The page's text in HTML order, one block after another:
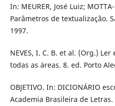
In: MEURER, José Luiz;
Parâmetros de textualização.
1997.
NEVES, I. C. B. et al. (Org.)
todas as áreas. 8. ed. Porto
OBJETIVO. In: DICIONÁRIO
Academia Brasileira de